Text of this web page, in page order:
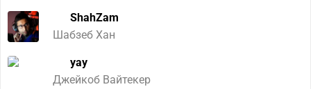
ShahZam
Шабзеб Хан
yay
Джейкоб Вайтекер